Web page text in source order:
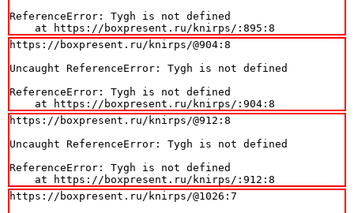
ReferenceError: Tygh is not defined
    at https://boxpresent.ru/knirps/:895:8
https://boxpresent.ru/knirps/@904:8
Uncaught ReferenceError: Tygh is not defined
ReferenceError: Tygh is not defined
    at https://boxpresent.ru/knirps/:904:8
https://boxpresent.ru/knirps/@912:8
Uncaught ReferenceError: Tygh is not defined
ReferenceError: Tygh is not defined
    at https://boxpresent.ru/knirps/:912:8
https://boxpresent.ru/knirps/@1026:7